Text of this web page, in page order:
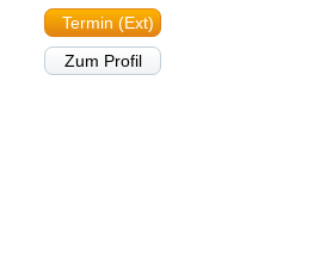
Termin (Ext)
Zum Profil